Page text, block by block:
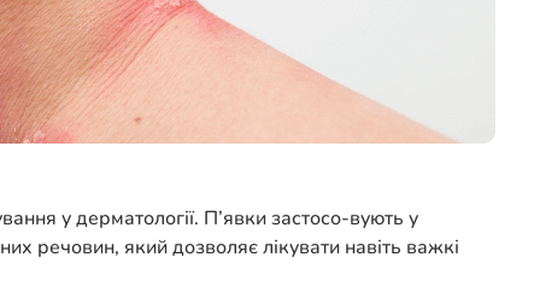
у дерматології. П’явки застосо-вують у
речовин, який дозволяє лікувати навіть важкі